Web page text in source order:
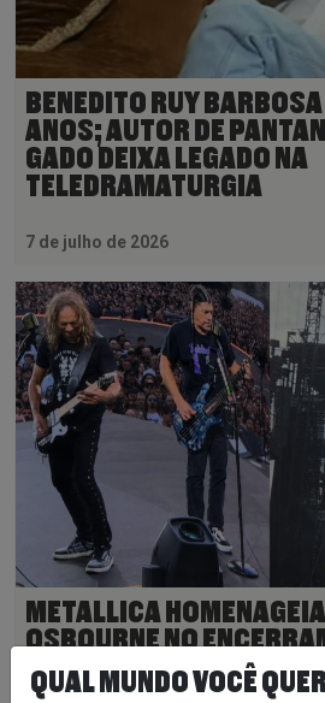
BENEDITO RUY
ANOS; AUTOR DE
GADO DEIXA LEGADO NA
TELEDRAMATURGIA
7 de julho de 2026
METALLICA
OSBOURNE NO
TURNÊ M72 EM LONDRES
QUAL MUNDO VOCÊ